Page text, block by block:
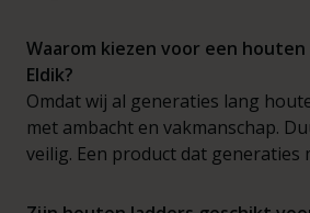
Waarom kiezen voor een houten
Eldik?
Omdat wij al generaties lang
met ambacht en vakmanschap.
veilig. Een product dat generaties